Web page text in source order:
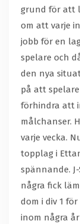
grund för att
om att varje
jobb för en
spelare och
den nya
på att
förhindra att
målchanser.
varje vecka.
topplag i
spännande.
några fick
dom i div 1
inom några